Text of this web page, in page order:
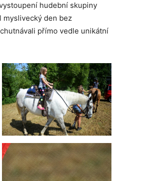
hudební skupiny
myslivecký den bez
přímo vedle unikátní